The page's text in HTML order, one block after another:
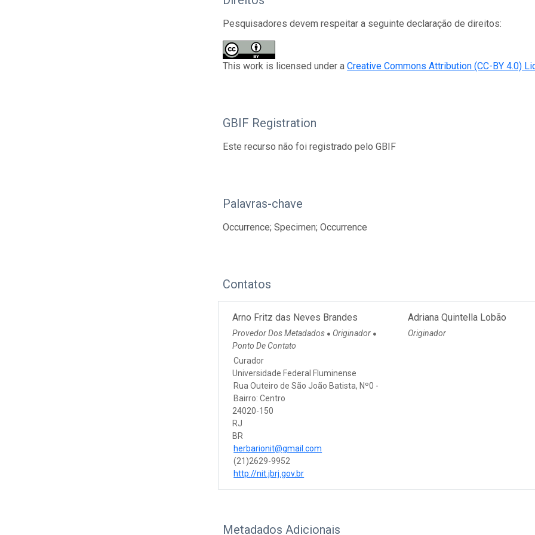
Pesquisadores devem respeitar a seguinte declaração de direitos:
This work is licensed under aCreative Commons Attribution (CC-BY 4.0)
GBIF Registration
Este recurso não foi registrado pelo GBIF
Palavras-chave
Occurrence; Specimen; Occurrence
Contatos
Arno Fritz das Neves Brandes
Provedor Dos Metadados ● Originador ●
Ponto De Contato
Curador
Universidade Federal Fluminense
Rua Outeiro de São João Batista, Nº0 -
Bairro: Centro
24020-150
RJ
BR
herbarionit@gmail.com
(21)2629-9952
http://nit.jbrj.gov.br
Adriana Quintella Lobão
Originador
Metadados Adicionais